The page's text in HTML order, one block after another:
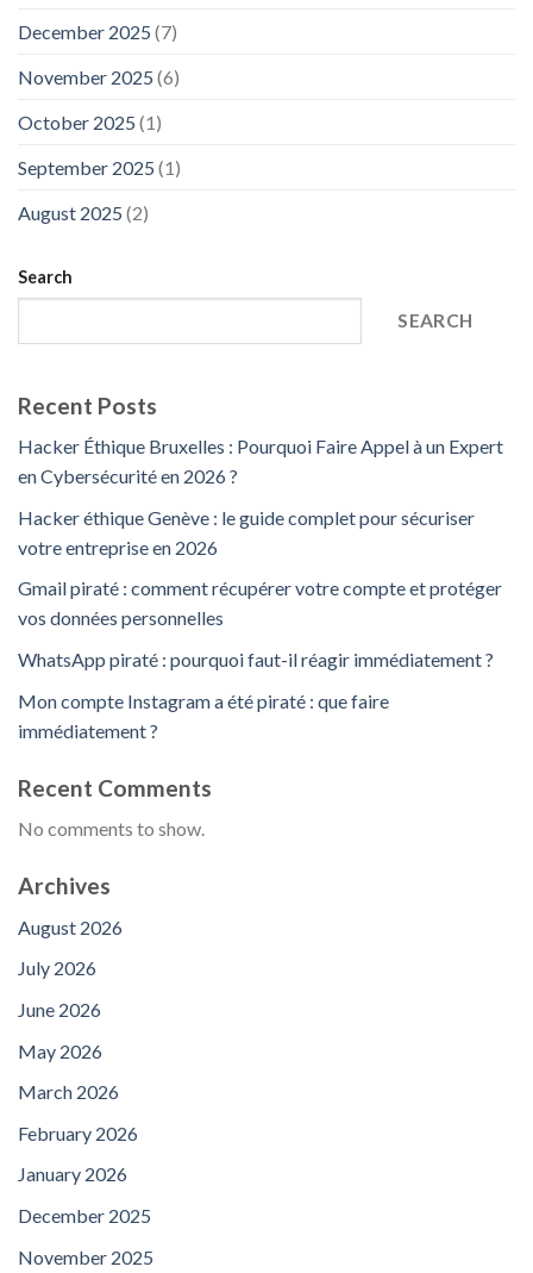
December 2025 (7)
November 2025 (6)
October 2025 (1)
September 2025 (1)
August 2025 (2)
Search
SEARCH
Recent Posts
Hacker Éthique Bruxelles : Pourquoi Faire Appel à un Expert
en Cybersécurité en 2026 ?
Hacker éthique Genève : le guide complet pour sécuriser
votre entreprise en 2026
Gmail piraté : comment récupérer votre compte et protéger
vos données personnelles
WhatsApp piraté : pourquoi faut-il réagir immédiatement ?
Mon compte Instagram a été piraté : que faire
immédiatement ?
Recent Comments
No comments to show.
Archives
August 2026
July 2026
June 2026
May 2026
March 2026
February 2026
January 2026
December 2025
November 2025